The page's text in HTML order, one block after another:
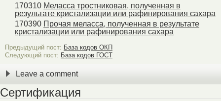
170310 Меласса тростниковая, полученная в
результате кристализации или рафинирования сахара
170390 Прочая меласса, полученная в результате
кристализации или рафинирования сахара
Предыдущий пост: База кодов ОКП
Следующий пост: База кодов ГОСТ
Leave a comment
Сертификация